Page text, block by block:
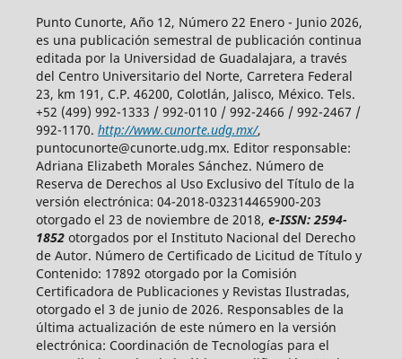
Punto Cunorte, Año 12, Número 22 Enero - Junio 2026,
es una publicación semestral de publicación continua
editada por la Universidad de Guadalajara, a través
del Centro Universitario del Norte, Carretera Federal
23, km 191, C.P. 46200, Colotlán, Jalisco, México. Tels.
+52 (499) 992-1333 / 992-0110 / 992-2466 / 992-2467 /
992-1170. http://www.cunorte.udg.mx/,
puntocunorte@cunorte.udg.mx. Editor responsable:
Adriana Elizabeth Morales Sánchez. Número de
Reserva de Derechos al Uso Exclusivo del Título de la
versión electrónica: 04-2018-032314465900-203
otorgado el 23 de noviembre de 2018, e-ISSN: 2594-
1852otorgados por el Instituto Nacional del Derecho
de Autor. Número de Certificado de Licitud de Título y
Contenido: 17892 otorgado por la Comisión
Certificadora de Publicaciones y Revistas Ilustradas,
otorgado el 3 de junio de 2026. Responsables de la
última actualización de este número en la versión
electrónica: Coordinación de Tecnologías para el